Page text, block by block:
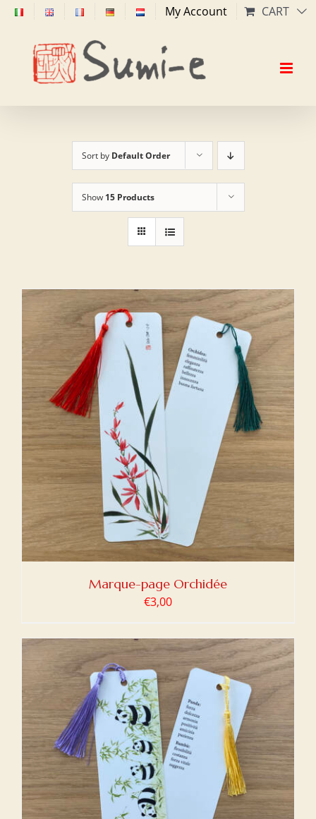
Skip
content
My Account CART
Sort by Default Order
Show 15 Products
Marque-page Orchidée
€3,00